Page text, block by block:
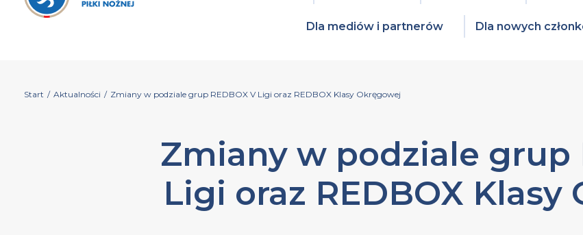
Dla mediów i partnerów Dla nowych
Start / Aktualności / Zmiany w podziale grup REDBOX V Ligi oraz REDBOX Klasy Okręgowej
Zmiany w podziale grup
Ligi oraz REDBOX Klasy